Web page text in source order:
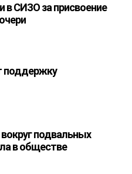
в СИЗО за присвоение
поддержку
подвальных
в обществе